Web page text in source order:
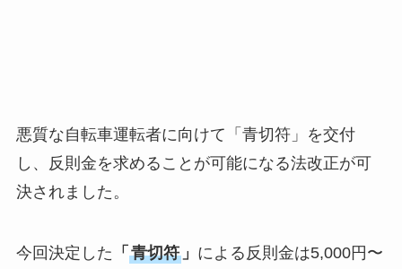
悪質な自転車運転者に向けて「青切符」を交付
し、反則金を求めることが可能になる法改正が可
決されました。
今回決定した 「 青切符」 による反則金は5,000円〜